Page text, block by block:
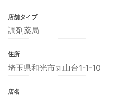
店舗タイプ
調剤薬局
住所
埼玉県和光市丸山台1-1-10
店名